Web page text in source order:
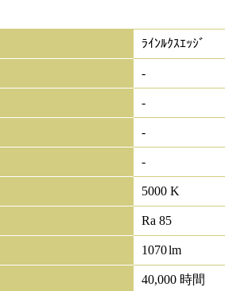
ﾗｲﾝﾙｸｽｴｯｼﾞ
-
-
-
-
5000 K
Ra 85
1070lm
40,000 時間